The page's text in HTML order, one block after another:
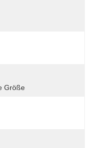
Größe